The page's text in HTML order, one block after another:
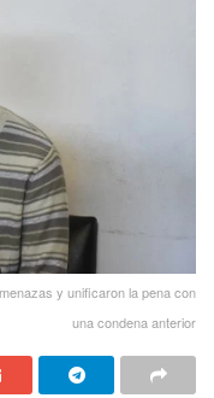
y unificaron la pena con
una condena anterior